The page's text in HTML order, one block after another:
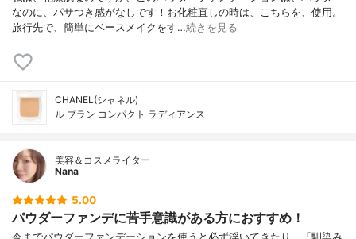
なのに、パサつき感がなしです！お化粧直しの時は、こちらを、使用。
旅行先で、簡単にベースメイクをす…続きを見る
CHANEL(シャネル)
ル ブラン コンパクト ラディアンス
美容＆コスメライター
Nana
5.00
パウダーファンデに苦手意識がある方におすすめ！